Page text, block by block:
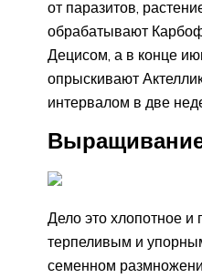
от паразитов,
обрабатывают
Децисом, а в конце
опрыскивают
интервалом в две
Дело это хлопотное и
терпеливым и
семенном